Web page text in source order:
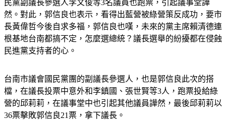
民黨副議長參選人李文俊等3名議員也跑票，引起議事堂譁
然。對此，郭信良也表示，看得出藍營被綠營策反成功，要市
長黃偉哲今後自求多福，郭信良也嘆，未來的黨主席賴清德連
根基地台南都搞不定，怎麼選總統？議長選舉的紛擾都在侵蝕
民進黨支持者的心。
台南市議會國民黨團的副議長參選人，也是郭信良此次的搭
檔，在議長投票中意外和李鎮國、張世賢等3人，跑票投給綠
營的邱莉莉，在議事堂中也引起其他議員譁然，最後邱莉莉以
36票擊敗郭信良21票，拿下議長。